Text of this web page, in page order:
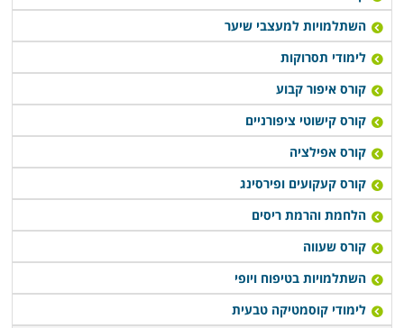
השתלמויות למעצבי שיער
לימודי תסרוקות
קורס איפור קבוע
קורס קישוטי ציפורניים
קורס אפילציה
קורס קעקועים ופירסינג
הלחמת והרמת ריסים
קורס שעווה
השתלמויות בטיפוח ויופי
לימודי קוסמטיקה טבעית